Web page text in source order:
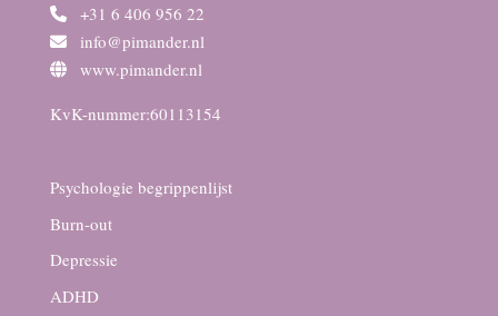
+31 6 406 956 22
info@pimander.nl
www.pimander.nl
KvK-nummer:60113154
Psychologie begrippenlijst
Burn-out
Depressie
ADHD